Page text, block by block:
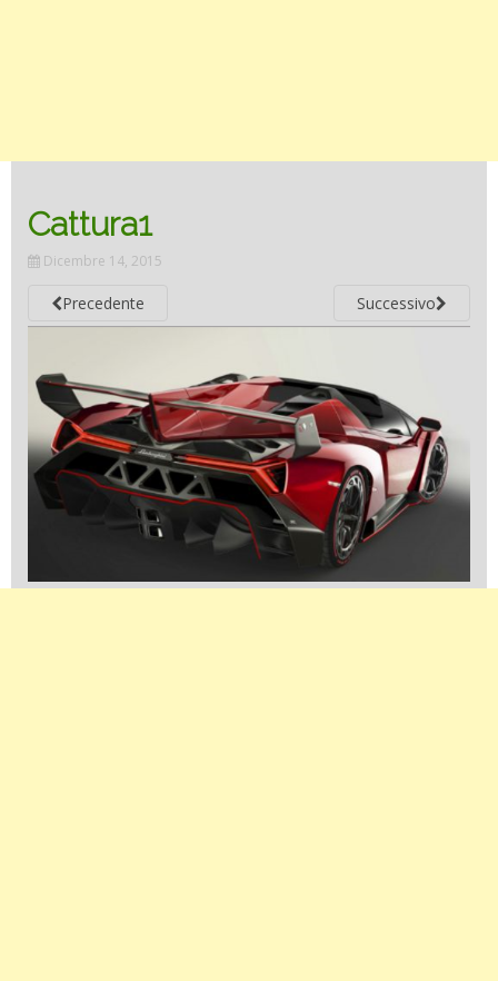
Cattura1
Dicembre 14, 2015
Precedente Successivo